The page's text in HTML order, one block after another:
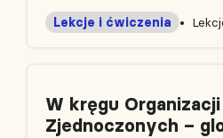
Lekcje i ćwiczenia
W kręgu
Zjednoczonych –